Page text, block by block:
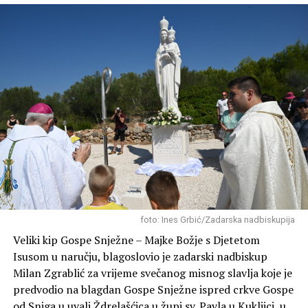
Članovi Lovačkog društva “Diana” redovito obilaze i
grade pojilišta za divljač u svojim lovištima (poput
Blatskog gaja, Novigrada, Škabrnje o ostalih lokacija)
kako bi životinjama osigurali svježu vodu tijekom ljetnih
suša i kako bi se zaštitilo njihovo stanište.
foto: Ines Grbić/Zadarska nadbiskupija
Veliki kip Gospe Snježne – Majke Božje s Djetetom
Isusom u naručju, blagoslovio je zadarski nadbiskup
Milan Zgrablić za vrijeme svečanog misnog slavlja koje je
predvodio na blagdan Gospe Snježne ispred crkve Gospe